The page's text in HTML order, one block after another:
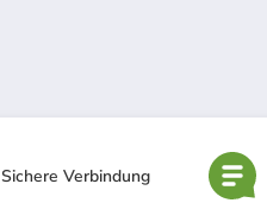
Sichere Verbindung